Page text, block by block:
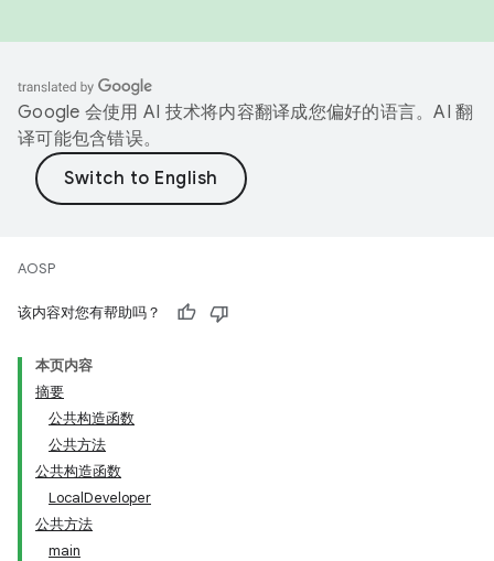
Google 会使用 AI 技术将内容翻译成您偏好的语言。AI 翻
译可能包含错误。
AOSP
该内容对您有帮助吗？
本页内容
摘要
公共构造函数
公共方法
公共构造函数
LocalDeveloper
公共方法
main